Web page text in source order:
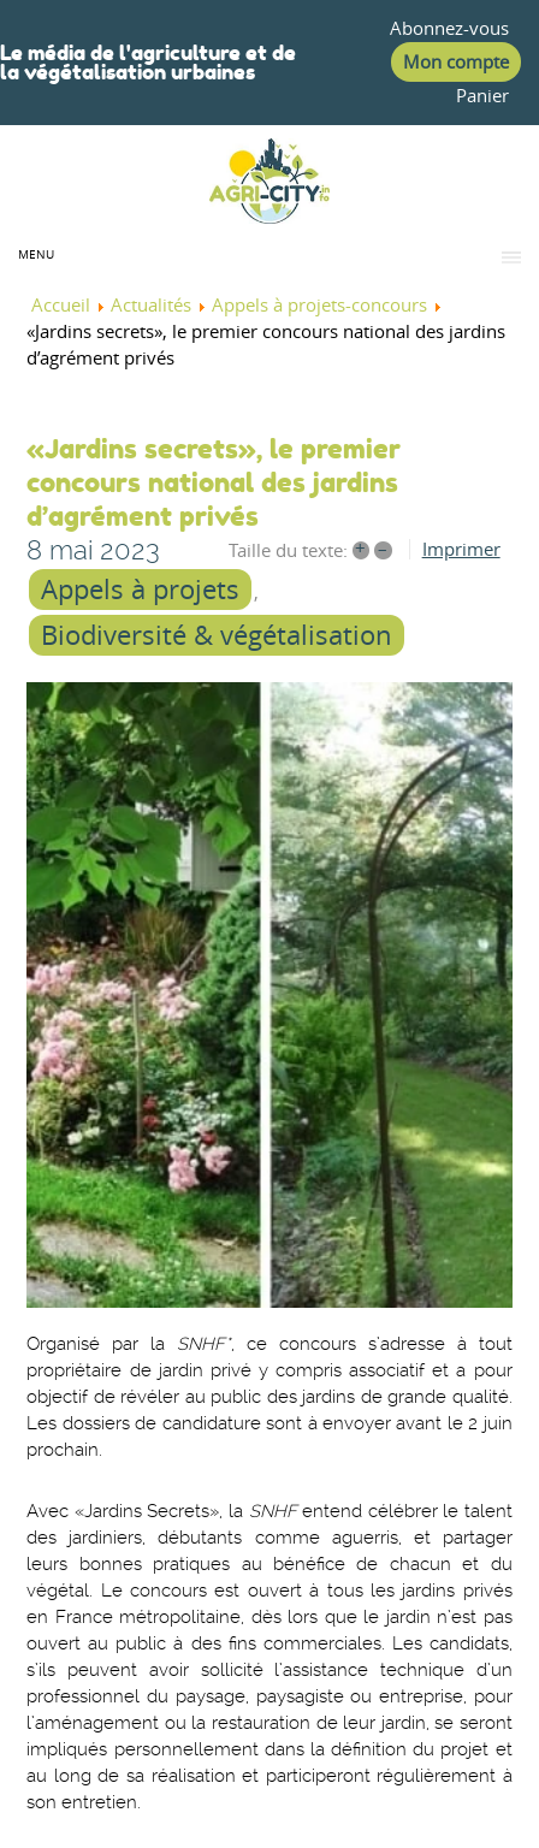
Le média de l'agriculture et de
la végétalisation urbaines
Abonnez-vous
Mon compte
Panier
MENU
Accueil Actualités
Appels à projets-concours
«Jardins secrets», le premier concours national des jardins
d’agrément privés
«Jardins secrets», le premier
concours national des jardins
d’agrément privés
8 mai 2023 Taille du texte: + – Imprimer
Appels à projets
Biodiversité & végétalisation
Organisé par la SNHF*, ce concours s’adresse à tout
propriétaire de jardin privé y compris associatif et a pour
objectif de révéler au public des jardins de grande qualité.
Les dossiers de candidature sont à envoyer avant le 2 juin
prochain.
Avec «Jardins Secrets», la SNHFentend célébrer le talent
des jardiniers, débutants comme aguerris, et partager
leurs bonnes pratiques au bénéfice de chacun et du
végétal. Le concours est ouvert à tous les jardins privés
en France métropolitaine, dès lors que le jardin n’est pas
ouvert au public à des fins commerciales. Les candidats,
s’ils peuvent avoir sollicité l’assistance technique d’un
professionnel du paysage, paysagiste ou entreprise, pour
l’aménagement ou la restauration de leur jardin, se seront
impliqués personnellement dans la définition du projet et
au long de sa réalisation et participeront régulièrement à
son entretien.